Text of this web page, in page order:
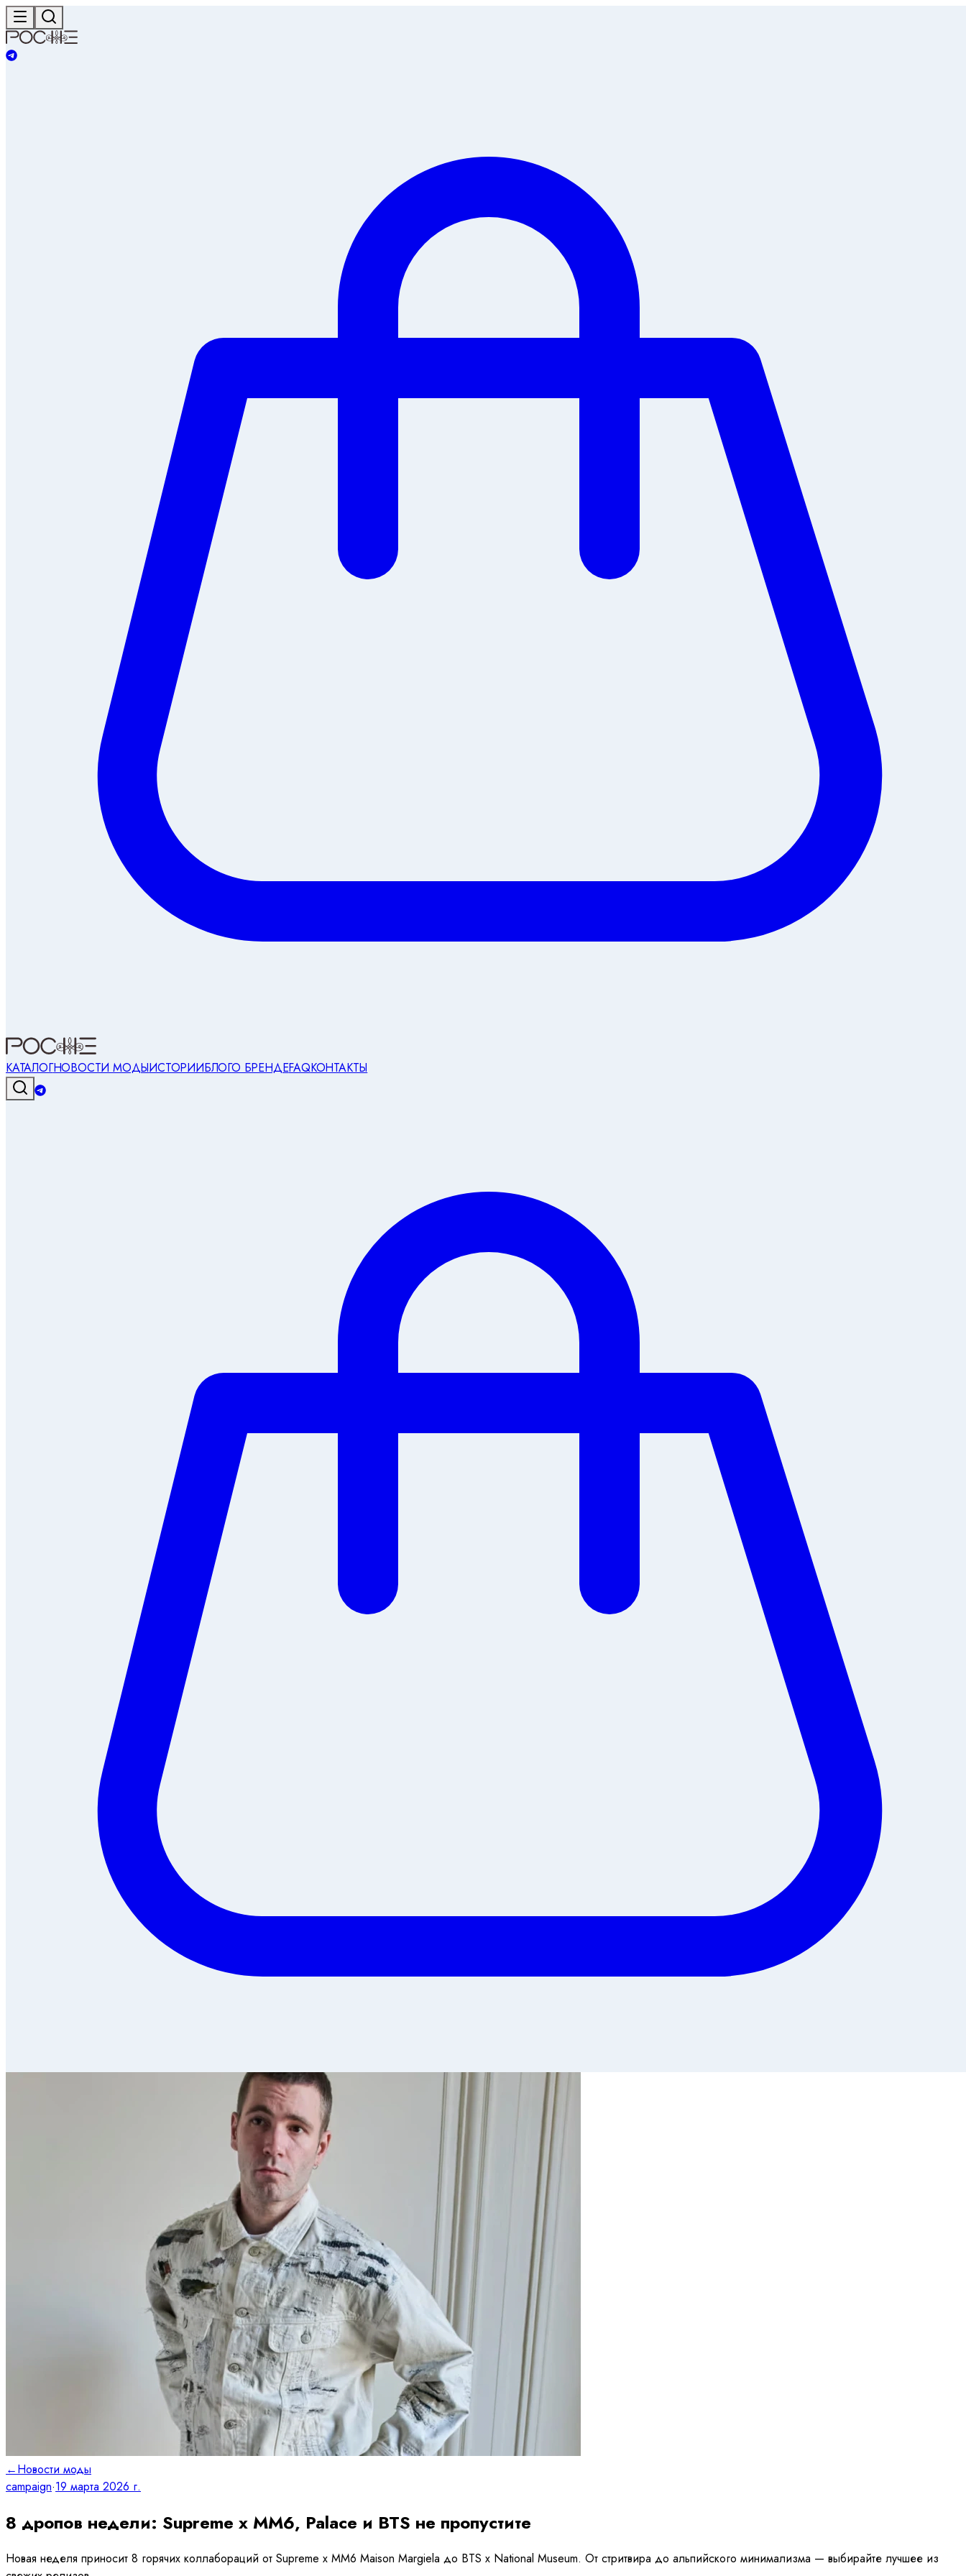
КАТАЛОГНОВОСТИ МОДЫИСТОРИИБЛОГО БРЕНДЕFAQКОНТАКТЫ
←Новости моды
campaign·19 марта 2026 г.
8 дропов недели: Supreme x MM6, Palace и BTS не пропустите
Новая неделя приносит 8 горячих коллабораций от Supreme x MM6 Maison Margiela до BTS x National Museum. От стритвира до альпийского минимализма — выбирайте лучшее из